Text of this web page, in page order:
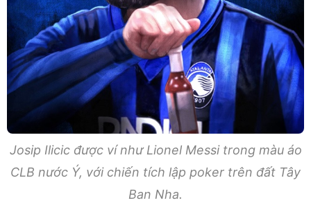
Josip Ilicic được ví như Lionel Messi trong màu áo
CLB nước Ý, với chiến tích lập poker trên đất Tây
Ban Nha.